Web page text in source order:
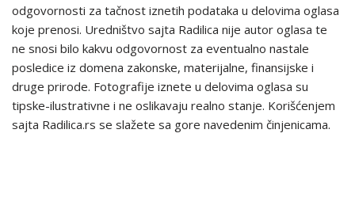
odgovornosti za tačnost iznetih podataka u delovima oglasa
koje prenosi. Uredništvo sajta Radilica nije autor oglasa te
ne snosi bilo kakvu odgovornost za eventualno nastale
posledice iz domena zakonske, materijalne, finansijske i
druge prirode. Fotografije iznete u delovima oglasa su
tipske-ilustrativne i ne oslikavaju realno stanje. Korišćenjem
sajta Radilica.rs se slažete sa gore navedenim činjenicama.